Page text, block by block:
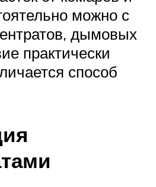
можно с
дымовых
практически
способ